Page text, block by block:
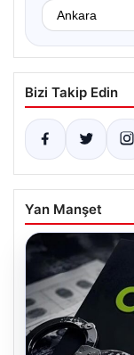
Bizi Takip Edin
Yan Manşet